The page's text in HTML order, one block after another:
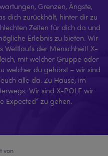
Grenzen, Ängste,
dich zurückhält, hinter dir zu
Zeiten für dich da und
Erlebnis zu bieten. Wir
Wettlaufs der Menschheit! X-
mit welcher Gruppe oder
welcher du gehörst – wir sind
alle da. Zu Hause, im
Wir sind X-POLE wir
Expected“ zu gehen.
von